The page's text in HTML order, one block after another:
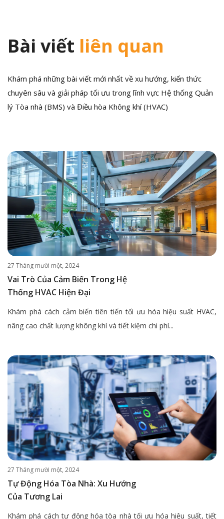
Bài viết liên quan
Khám phá những bài viết mới nhất về xu hướng, kiến thức
chuyên sâu và giải pháp tối ưu trong lĩnh vực Hệ thống Quản
lý Tòa nhà (BMS) và Điều hòa Không khí (HVAC)
27 Tháng mười một, 2024
Vai Trò Của Cảm Biến Trong Hệ
Thống HVAC Hiện Đại
Khám phá cách cảm biến tiên tiến tối ưu hóa hiệu suất HVAC,
nâng cao chất lượng không khí và tiết kiệm chi phí...
27 Tháng mười một, 2024
Tự Động Hóa Tòa Nhà: Xu Hướng
Của Tương Lai
Khám phá cách tự động hóa tòa nhà tối ưu hóa hiệu suất, tiết